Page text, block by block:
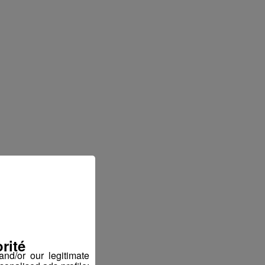
or our legitimate